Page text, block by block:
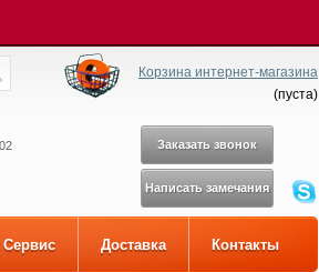
Корзина интернет-магазина
(пуста)
Заказать звонок
Написать замечания
Сервис Доставка Контакты